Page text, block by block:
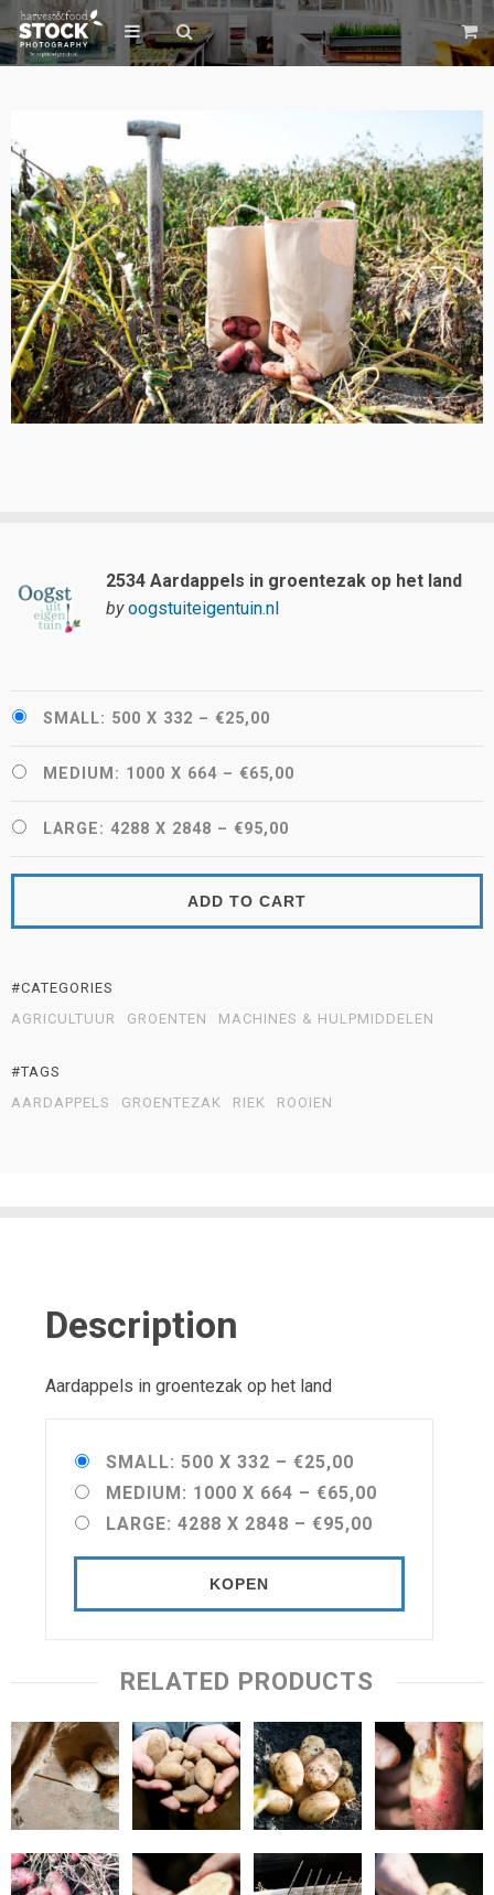
2534 Aardappels in groentezak op het land
by oogstuiteigentuin.nl
SMALL: 500 X 332 – €25,00
MEDIUM: 1000 X 664 – €65,00
LARGE: 4288 X 2848 – €95,00
ADD TO CART
#CATEGORIES
AGRICULTUUR
GROENTEN MACHINES & HULPMIDDELEN
#TAGS
AARDAPPELS
GROENTEZAK RIEK ROOIEN
Description
Aardappels in groentezak op het land
SMALL: 500 X 332 – €25,00
MEDIUM: 1000 X 664 – €65,00
LARGE: 4288 X 2848 – €95,00
KOPEN
RELATED PRODUCTS